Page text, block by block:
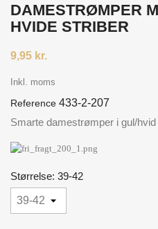
DAMESTRØMPER
HVIDE STRIBER
9,95 kr.
Inkl. moms
Reference 433-2-207
Smarte damestrømper i gul/hvid
Størrelse: 39-42